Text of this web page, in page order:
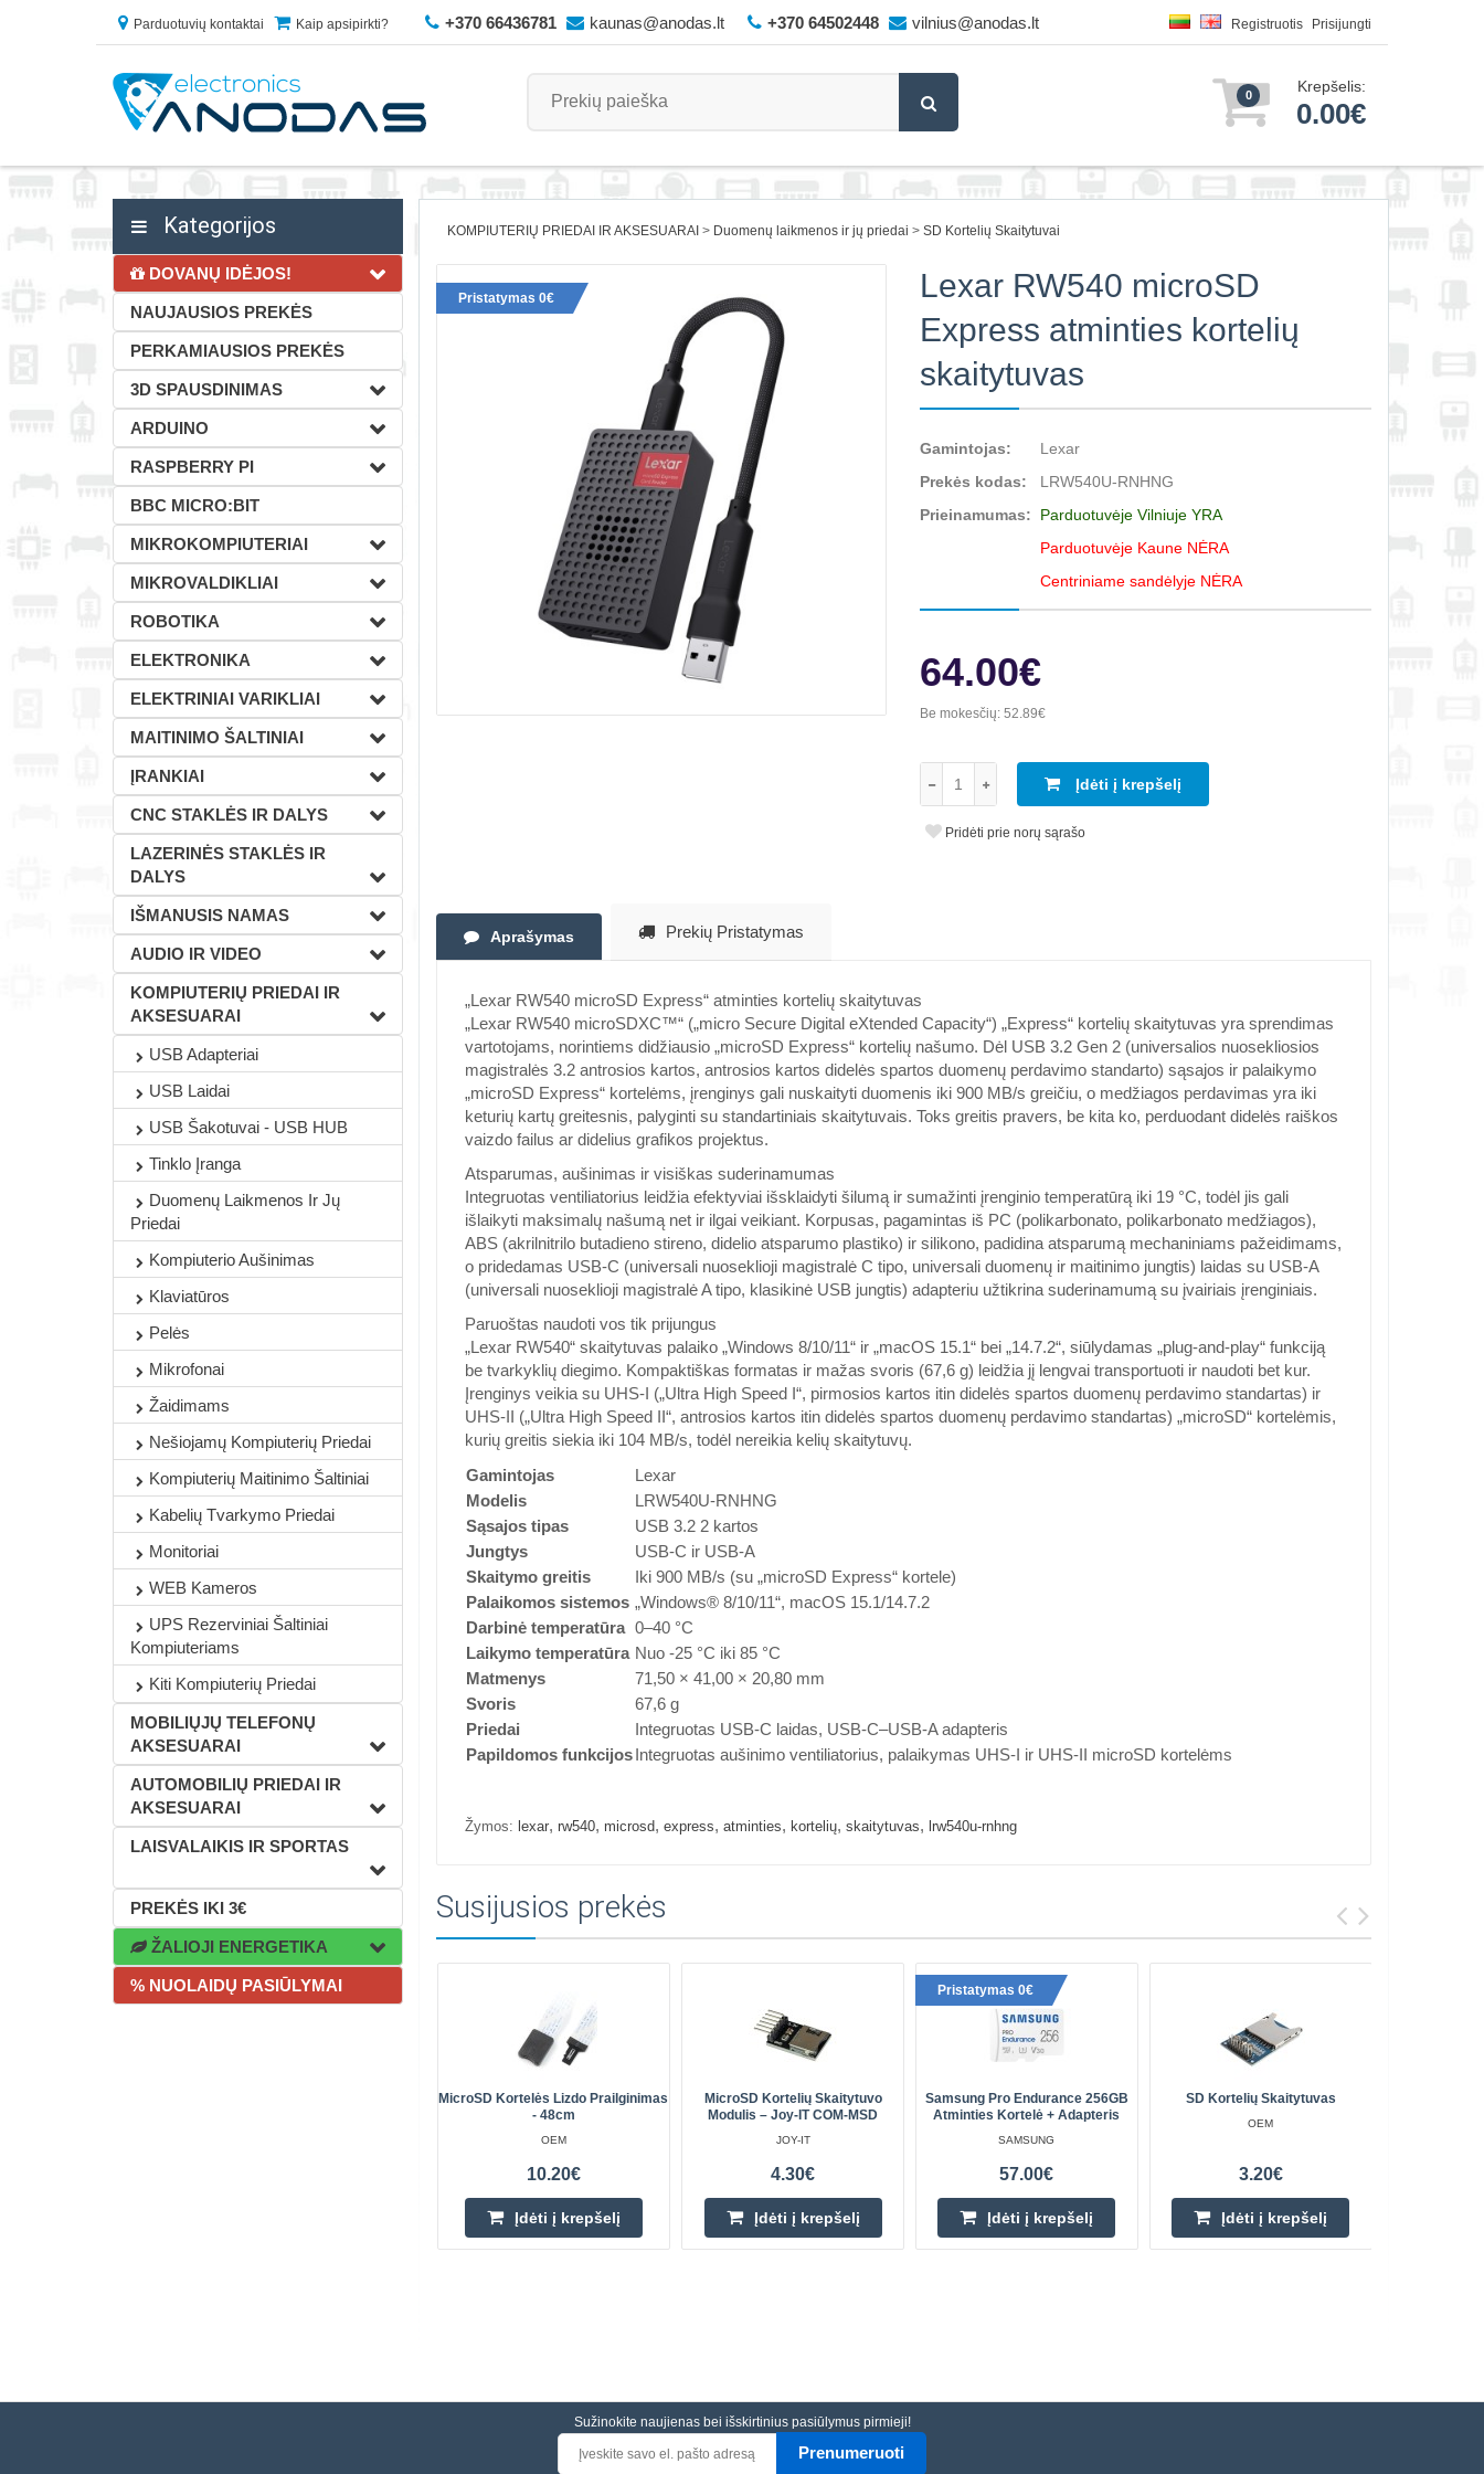
Parduotuvių kontaktai Kaip apsipirkti? +370 66436781 kaunas@anodas.lt +370 64502448 vilnius@anodas.lt Registruotis Prisijungti
0 Krepšelis:
0.00€
Kategorijos
DOVANŲ IDĖJOS!
NAUJAUSIOS PREKĖS
PERKAMIAUSIOS PREKĖS
3D SPAUSDINIMAS
ARDUINO
RASPBERRY PI
BBC MICRO:BIT
MIKROKOMPIUTERIAI
MIKROVALDIKLIAI
ROBOTIKA
ELEKTRONIKA
ELEKTRINIAI VARIKLIAI
MAITINIMO ŠALTINIAI
ĮRANKIAI
CNC STAKLĖS IR DALYS
LAZERINĖS STAKLĖS IR
DALYS
IŠMANUSIS NAMAS
AUDIO IR VIDEO
KOMPIUTERIŲ PRIEDAI IR
AKSESUARAI
USB Adapteriai
USB Laidai
USB Šakotuvai - USB HUB
Tinklo Įranga
Duomenų Laikmenos Ir Jų
Priedai
Kompiuterio Aušinimas
Klaviatūros
Pelės
Mikrofonai
Žaidimams
Nešiojamų Kompiuterių Priedai
Kompiuterių Maitinimo Šaltiniai
Kabelių Tvarkymo Priedai
Monitoriai
WEB Kameros
UPS Rezerviniai Šaltiniai
Kompiuteriams
Kiti Kompiuterių Priedai
MOBILIŲJŲ TELEFONŲ
AKSESUARAI
AUTOMOBILIŲ PRIEDAI IR
AKSESUARAI
LAISVALAIKIS IR SPORTAS
PREKĖS IKI 3€
ŽALIOJI ENERGETIKA
% NUOLAIDŲ PASIŪLYMAI
KOMPIUTERIŲ PRIEDAI IR AKSESUARAI Duomenų laikmenos ir jų priedai SD Kortelių Skaitytuvai
Pristatymas 0€
Lexar RW540 microSD
Express atminties kortelių
skaitytuvas
Gamintojas:
Lexar
Prekės kodas:
LRW540U-RNHNG
Prieinamumas:
Parduotuvėje Vilniuje YRA
Parduotuvėje Kaune NĖRA
Centriniame sandėlyje NĖRA
64.00€
Be mokesčių:52.89€
Įdėti į krepšelį
Pridėti prie norų sąrašo
Aprašymas Prekių Pristatymas
„Lexar RW540 microSD Express“ atminties kortelių skaitytuvas
„Lexar RW540 microSDXC™“ („micro Secure Digital eXtended Capacity“) „Express“ kortelių skaitytuvas yra sprendimas
vartotojams, norintiems didžiausio „microSD Express“ kortelių našumo. Dėl USB 3.2 Gen 2 (universalios nuosekliosios
magistralės 3.2 antrosios kartos, antrosios kartos didelės spartos duomenų perdavimo standarto) sąsajos ir palaikymo
„microSD Express“ kortelėms, įrenginys gali nuskaityti duomenis iki 900 MB/s greičiu, o medžiagos perdavimas yra iki
keturių kartų greitesnis, palyginti su standartiniais skaitytuvais. Toks greitis pravers, be kita ko, perduodant didelės raiškos
vaizdo failus ar didelius grafikos projektus.
Atsparumas, aušinimas ir visiškas suderinamumas
Integruotas ventiliatorius leidžia efektyviai išsklaidyti šilumą ir sumažinti įrenginio temperatūrą iki 19 °C, todėl jis gali
išlaikyti maksimalų našumą net ir ilgai veikiant. Korpusas, pagamintas iš PC (polikarbonato, polikarbonato medžiagos),
ABS (akrilnitrilo butadieno stireno, didelio atsparumo plastiko) ir silikono, padidina atsparumą mechaniniams pažeidimams,
o pridedamas USB-C (universali nuoseklioji magistralė C tipo, universali duomenų ir maitinimo jungtis) laidas su USB-A
(universali nuoseklioji magistralė A tipo, klasikinė USB jungtis) adapteriu užtikrina suderinamumą su įvairiais įrenginiais.
Paruoštas naudoti vos tik prijungus
„Lexar RW540“ skaitytuvas palaiko „Windows 8/10/11“ ir „macOS 15.1“ bei „14.7.2“, siūlydamas „plug-and-play“ funkciją
be tvarkyklių diegimo. Kompaktiškas formatas ir mažas svoris (67,6 g) leidžia jį lengvai transportuoti ir naudoti bet kur.
Įrenginys veikia su UHS-I („Ultra High Speed I“, pirmosios kartos itin didelės spartos duomenų perdavimo standartas) ir
UHS-II („Ultra High Speed II“, antrosios kartos itin didelės spartos duomenų perdavimo standartas) „microSD“ kortelėmis,
kurių greitis siekia iki 104 MB/s, todėl nereikia kelių skaitytuvų.
Gamintojas
Lexar
Modelis
LRW540U-RNHNG
Sąsajos tipas
USB 3.2 2 kartos
Jungtys
USB-C ir USB-A
Skaitymo greitis
Iki 900 MB/s (su „microSD Express“ kortele)
Palaikomos sistemos „Windows® 8/10/11“, macOS 15.1/14.7.2
Darbinė temperatūra 0–40 °C
Laikymo temperatūra Nuo -25 °C iki 85 °C
Matmenys
71,50 × 41,00 × 20,80 mm
Svoris
67,6 g
Priedai
Integruotas USB-C laidas, USB-C–USB-A adapteris
Papildomos funkcijos Integruotas aušinimo ventiliatorius, palaikymas UHS-I ir UHS-II microSD kortelėms
Žymos: lexar, rw540, microsd, express, atminties, kortelių, skaitytuvas, lrw540u-rnhng
Susijusios prekės
MicroSD Kortelės Lizdo Prailginimas
- 48cm
OEM
10.20€
Įdėti į krepšelį
MicroSD Kortelių Skaitytuvo
Modulis – Joy-IT COM-MSD
JOY-IT
4.30€
Įdėti į krepšelį
Pristatymas 0€
Samsung Pro Endurance 256GB
Atminties Kortelė + Adapteris
SAMSUNG
57.00€
Įdėti į krepšelį
SD Kortelių Skaitytuvas
OEM
3.20€
Įdėti į krepšelį
Sužinokite naujienas bei išskirtinius pasiūlymus pirmieji!
Prenumeruoti